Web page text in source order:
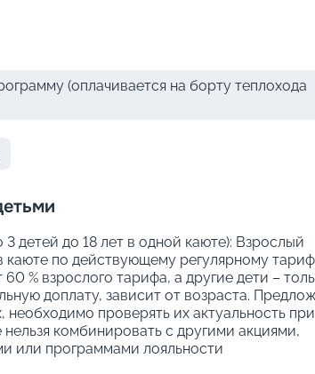
(оплачивается на борту теплохода
3 детей до 18 лет в одной каюте): Взрослый
каюте по действующему регулярному
% взрослого тарифа, а другие дети –
доплату, зависит от возраста.
необходимо проверять их актуальность при
комбинировать с другими акциями,
или программами лояльности